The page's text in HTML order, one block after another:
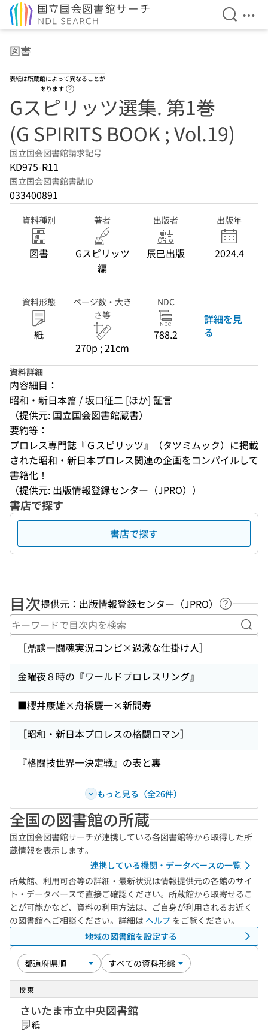
検索を
メ
図書
表紙は所蔵館によって異なることが
あります
Gスピリッツ選集. 第1巻
(G SPIRITS BOOK ; Vol.19)
国立国会図書館請求記号
KD975-R11
国立国会図書館書誌ID
033400891
資料種別
図書
著者
Gスピリッツ
編
出版者
辰巳出版
出版年
2024.4
資料形態
紙
ページ数・大き
さ等
270p ; 21cm
NDC
788.2
詳細を見
る
資料詳細
内容細目：
昭和・新日本篇 / 坂口征二 [ほか] 証言
（提供元: 国立国会図書館蔵書）
要約等：
プロレス専門誌『Ｇスピリッツ』（タツミムック）に掲載
された昭和・新日本プロレス関連の企画をコンパイルして
書籍化！
（提供元: 出版情報登録センター（JPRO））
書店で探す
書店で探す
目次提供元：出版情報登録センター（JPRO）
ヘルプペ
キ
［鼎談―闘魂実況コンビ×過激な仕掛け人］
金曜夜８時の『ワールドプロレスリング』
■櫻井康雄×舟橋慶一×新間寿
［昭和・新日本プロレスの格闘ロマン］
『格闘技世界一決定戦』の表と裏
もっと見る（全26件）
全国の図書館の所蔵
国立国会図書館サーチが連携している各図書館等から取得した所
蔵情報を表示します。
連携している機関・データベースの一覧
所蔵館、利用可否等の詳細・最新状況は情報提供元の各館のサイ
ト・データベースで直接ご確認ください。所蔵館から取寄せるこ
とが可能かなど、資料の利用方法は、ご自身が利用されるお近く
の図書館へご相談ください。詳細は ヘルプ をご覧ください。
地域の図書館を設定する
関東
さいたま市立中央図書館
紙